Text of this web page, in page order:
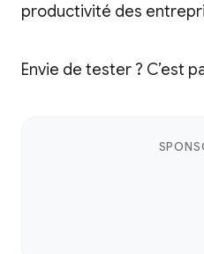
productivité des
Envie de tester ? C’est